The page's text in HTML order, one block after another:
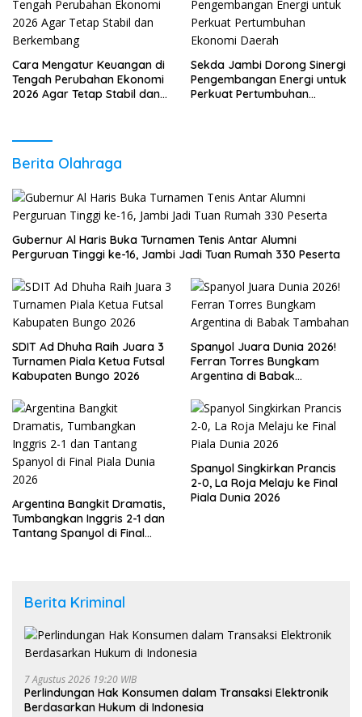
Cara Mengatur Keuangan di
Tengah Perubahan Ekonomi
2026 Agar Tetap Stabil dan
Sekda Jambi Dorong Sinergi
Pengembangan Energi untuk
Perkuat Pertumbuhan
Berita Olahraga
Gubernur Al Haris Buka Turnamen Tenis Antar Alumni
Perguruan Tinggi ke-16, Jambi Jadi Tuan Rumah 330 Peserta
SDIT Ad Dhuha Raih Juara 3
Turnamen Piala Ketua Futsal
Kabupaten Bungo 2026
Spanyol Juara Dunia 2026!
Ferran Torres Bungkam
Argentina di Babak
Argentina Bangkit Dramatis,
Tumbangkan Inggris 2-1 dan
Tantang Spanyol di Final
Spanyol Singkirkan Prancis
2-0, La Roja Melaju ke Final
Piala Dunia 2026
Berita Kriminal
7 Agustus 2026 19:20 WIB
Perlindungan Hak Konsumen dalam Transaksi Elektronik
Berdasarkan Hukum di Indonesia